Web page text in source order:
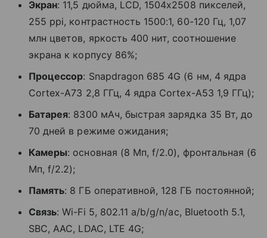
Экран: 11,5 дюйма, LCD, 1504х2508 пикселей,
255 ppi, контрастность 1500:1, 60-120 Гц, 1,07
млн цветов, яркость 400 нит, соотношение
экрана к корпусу 86%;
Процессор: Snapdragon 685 4G (6 нм, 4 ядра
Cortex-A73 2,8 ГГц, 4 ядра Cortex-A53 1,9 ГГц);
Батарея: 8300 мАч, быстрая зарядка 35 Вт, до
70 дней в режиме ожидания;
Камеры: основная (8 Мп, f/2.0), фронтальная (6
Мп, f/2.2);
Память: 8 ГБ оперативной, 128 ГБ постоянной;
Связь: Wi-Fi 5, 802.11 a/b/g/n/ac, Bluetooth 5.1,
SBC, AAC, LDAC, LTE 4G;